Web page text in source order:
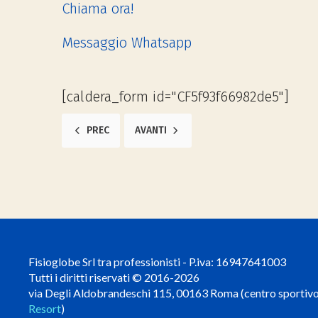
Chiama ora!
Messaggio Whatsapp
[caldera_form id="CF5f93f66982de5"]
ARTICOLO PRECEDENTE: DOLORE AL GOMITO: UN
PREC ARTICOLO SUCCESSIVO: DOLORE
AVANTI
Fisioglobe Srl tra professionisti - P.iva: 16947641003
Tutti i diritti riservati © 2016-2026
via Degli Aldobrandeschi 115, 00163 Roma (centro
Resort)